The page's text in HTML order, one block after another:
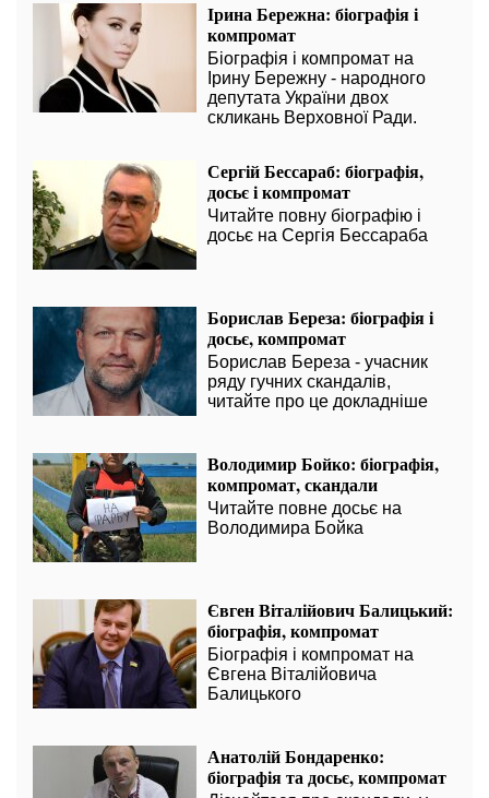
Ірина Бережна: біографія і
компромат
Біографія і компромат на
Ірину Бережну - народного
депутата України двох
скликань Верховної Ради.
Сергій Бессараб: біографія,
досьє і компромат
Читайте повну біографію і
досьє на Сергія Бессараба
Борислав Береза: біографія і
досьє, компромат
Борислав Береза - учасник
ряду гучних скандалів,
читайте про це докладніше
Володимир Бойко: біографія,
компромат, скандали
Читайте повне досьє на
Володимира Бойка
Євген Віталійович Балицький:
біографія, компромат
Біографія і компромат на
Євгена Віталійовича
Балицького
Анатолій Бондаренко:
біографія та досьє, компромат